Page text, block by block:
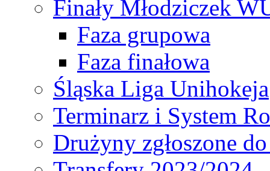
Finały Młodziczek
Faza grupowa
Faza finałowa
Śląska Liga Unihokeja
Terminarz i System
Drużyny zgłoszone